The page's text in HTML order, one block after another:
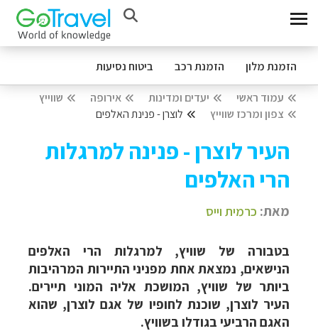
הזמנת מלון הזמנת רכב ביטוח נסיעות
עמוד ראשי יעדים ומדינות אירופה
שווייץ
צפון ומרכז שווייץ
לוצרן - פנינת האלפים
העיר לוצרן - פנינה למרגלות
הרי האלפים
מאת: כרמית וייס
בטבורה של שוויץ, למרגלות הרי האלפים
הנישאים, נמצאת אחת מפניני התיירות המרהיבות
ביותר של שוויץ, המושכת אליה המוני תיירים.
העיר לוצרן, שוכנת לחופיו של אגם לוצרן, שהוא
האגם הרביעי בגודלו בשוויץ.